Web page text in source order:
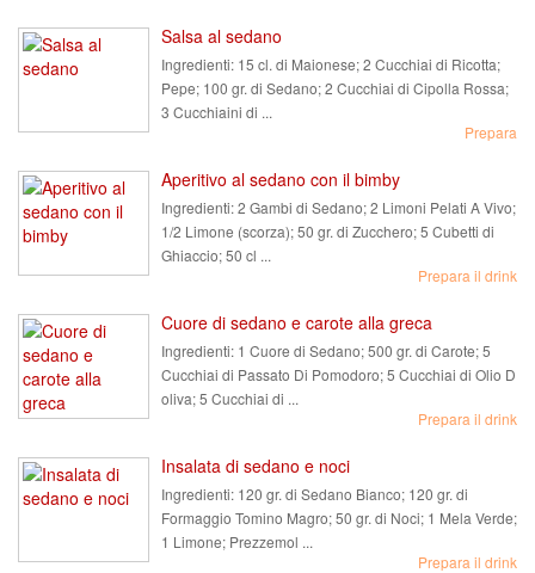
Salsa al sedano
Ingredienti: 15 cl. di Maionese; 2 Cucchiai di Ricotta;
Pepe; 100 gr. di Sedano; 2 Cucchiai di Cipolla Rossa;
3 Cucchiaini di ...
Prepara
Aperitivo al sedano con il bimby
Ingredienti:2 Gambi di Sedano; 2 Limoni Pelati A Vivo;
1/2 Limone (scorza); 50 gr. di Zucchero; 5 Cubetti di
Ghiaccio; 50 cl ...
Prepara il drink
Cuore di sedano e carote alla greca
Ingredienti: 1 Cuore di Sedano; 500 gr. di Carote; 5
Cucchiai di Passato Di Pomodoro; 5 Cucchiai di Olio D
oliva; 5 Cucchiai di ...
Prepara il drink
Insalata di sedano e noci
Ingredienti: 120 gr. di Sedano Bianco; 120 gr. di
Formaggio Tomino Magro; 50 gr. di Noci; 1 Mela Verde;
1 Limone; Prezzemol ...
Prepara il drink